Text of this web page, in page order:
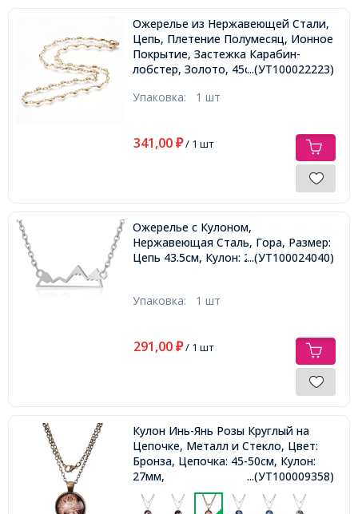
Ожерелье из Нержавеющей Стали,
Цепь, Плетение Полумесяц, Ионное
Покрытие, Застежка Карабин-
лобстер, Золото, 45см, Звено:
...(УТ100022223)
Упаковка: 1 шт
341,00 ₽/ 1 шт
Ожерелье с Кулоном,
Нержавеющая Сталь, Гора, Размер:
Цепь 43.5см, Кулон: 20.5x6x1мм,
...(УТ100024040)
Упаковка: 1 шт
291,00 ₽/ 1 шт
Кулон Инь-Янь Розы Круглый на
Цепочке, Металл и Стекло, Цвет:
Бронза, Цепочка: 45-50см, Кулон:
27мм,
...(УТ100009358)